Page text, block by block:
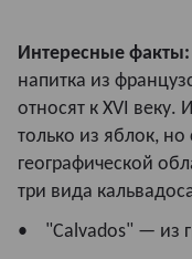
Интересные факты:
напитка из
относят к XVI веку.
только из яблок, но
географической
три вида
• "Calvados" — из